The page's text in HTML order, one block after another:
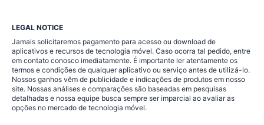
LEGAL NOTICE
Jamais solicitaremos pagamento para acesso ou download de
aplicativos e recursos de tecnologia móvel. Caso ocorra tal pedido, entre
em contato conosco imediatamente. É importante ler atentamente os
termos e condições de qualquer aplicativo ou serviço antes de utilizá-lo.
Nossos ganhos vêm de publicidade e indicações de produtos em nosso
site. Nossas análises e comparações são baseadas em pesquisas
detalhadas e nossa equipe busca sempre ser imparcial ao avaliar as
opções no mercado de tecnologia móvel.